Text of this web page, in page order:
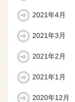
2021年4月
2021年3月
2021年2月
2021年1月
2020年12月